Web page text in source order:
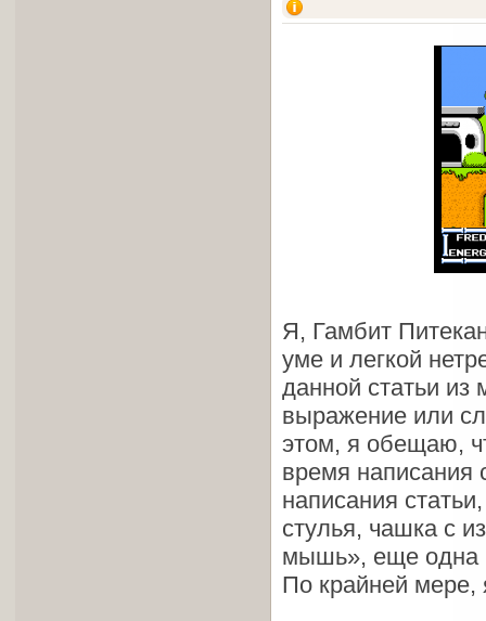
Я, Гамбит
уме и легкой
данной статьи из
выражение или
этом, я обещаю,
время написания
написания
стулья, чашка с
мышь», еще одна
По крайней мере,